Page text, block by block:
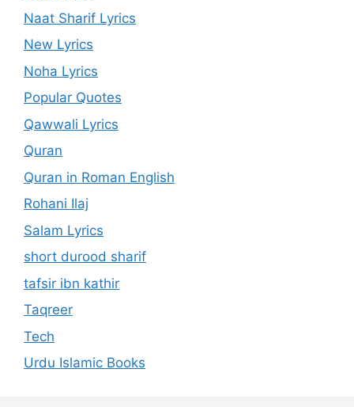
Naat Sharif Lyrics
New Lyrics
Noha Lyrics
Popular Quotes
Qawwali Lyrics
Quran
Quran in Roman English
Rohani Ilaj
Salam Lyrics
short durood sharif
tafsir ibn kathir
Taqreer
Tech
Urdu Islamic Books